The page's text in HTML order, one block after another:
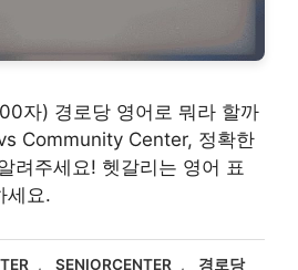
자) 경로당 영어로 뭐라 할까
Community Center, 정확한
려주세요! 헷갈리는 영어 표
세요.
, SENIORCENTER ,
경로당